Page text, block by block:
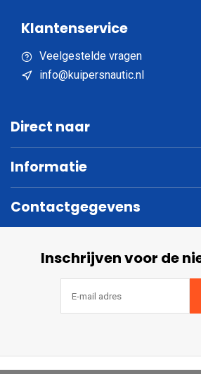
Klantenservice
Veelgestelde vragen
info@kuipersnautic.nl
Direct naar
Informatie
Contactgegevens
Inschrijven voor de